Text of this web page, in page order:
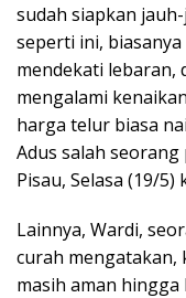
sudah siapkan
seperti ini,
mendekati lebaran,
mengalami
harga telur biasa
Adus salah
Pisau, Selasa (19/5)
Lainnya, Wardi,
curah mengatakan,
masih aman hingga